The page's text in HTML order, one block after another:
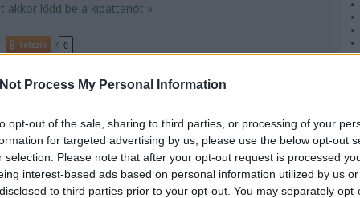
Process My Personal Information
opt-out of the sale, sharing to third parties, or processing of your
for targeted advertising by us, please use the below opt-out
selection. Please note that after your opt-out request is processed
interest-based ads based on personal information utilized by us
to third parties prior to your opt-out. You may separately
akkor lődd be a kipattanót »
Tetszik 0
bohócliga
- Bohócliga 6.